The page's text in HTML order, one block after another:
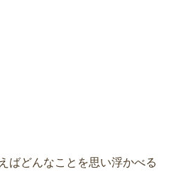
ばどんなことを思い浮かべる